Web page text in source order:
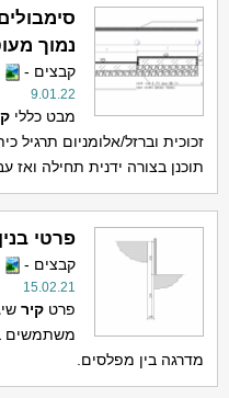
נמוך
קבצים -
9.01.22
מבט כללי
זכוכית וברזל/אלומניום תרגיל
תוכנן בצורה ידנית תחילה ואז
פרטי
קבצים -
15.02.21
פרטקיר
משתמשים
מדרגה בין מפלסים.